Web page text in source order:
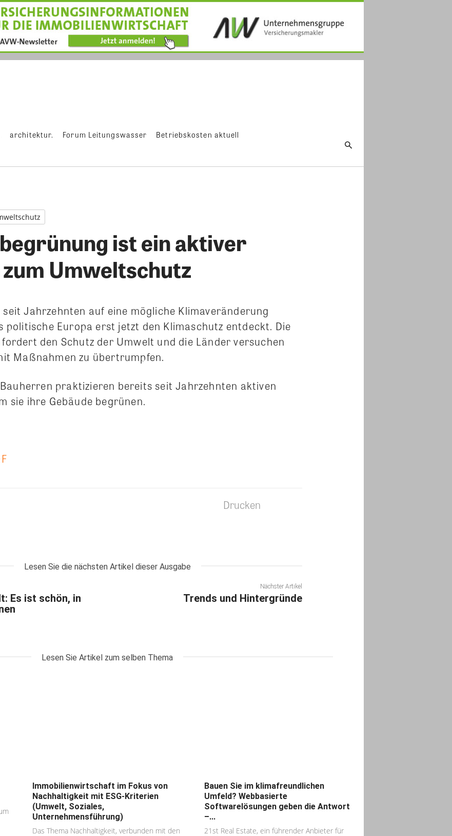
architektur. Forum Leitungswasser Betriebskosten aktuell
ist ein aktiver
Umweltschutz
Jahrzehnten auf eine mögliche Klimaveränderung
politische Europa erst jetzt den Klimaschutz entdeckt. Die
den Schutz der Umwelt und die Länder versuchen
Maßnahmen zu übertrumpfen.
praktizieren bereits seit Jahrzehnten aktiven
sie ihre Gebäude begrünen.
Drucken
Lesen Sie die nächsten Artikel dieser Ausgabe
Es ist schön, in
Nächster Artikel
Trends und Hintergründe
Lesen Sie Artikel zum selben Thema
Immobilienwirtschaft im Fokus von
Nachhaltigkeit mit ESG-Kriterien
(Umwelt, Soziales,
Unternehmensführung)
Das Thema Nachhaltigkeit, verbunden mit den
Bauen Sie im klimafreundlichen
Umfeld? Webbasierte
Softwarelösungen geben die Antwort
–...
21st Real Estate, ein führender Anbieter für